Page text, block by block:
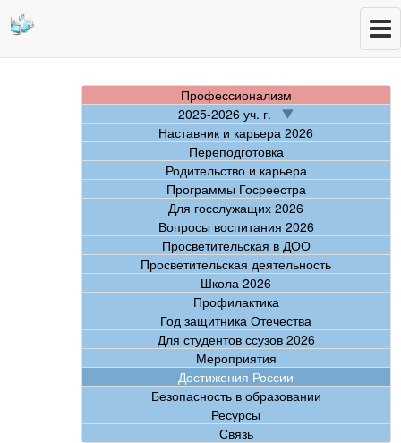
Профессионализм
2025-2026 уч. г.
Наставник и карьера 2026
Переподготовка
Родительство и карьера
Программы Госреестра
Для госслужащих 2026
Вопросы воспитания 2026
Просветительская в ДОО
Просветительская деятельность
Школа 2026
Профилактика
Год защитника Отечества
Для студентов ссузов 2026
Мероприятия
Достижения России
Безопасность в образовании
Ресурсы
Связь